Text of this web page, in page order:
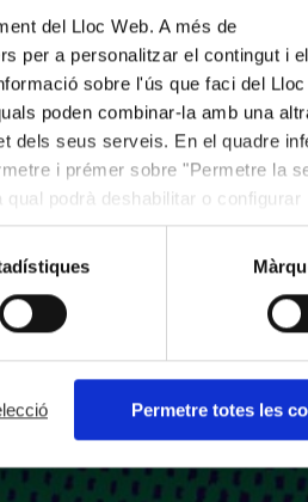
del Lloc Web. A més de
per a personalitzar el contingut i
sobre l'ús que faci del
poden combinar-la amb una
dels seus serveis. En el quadre
i prémer sobre "Permetre la
qual podrà deshabilitar o configurar
Permetre totes les